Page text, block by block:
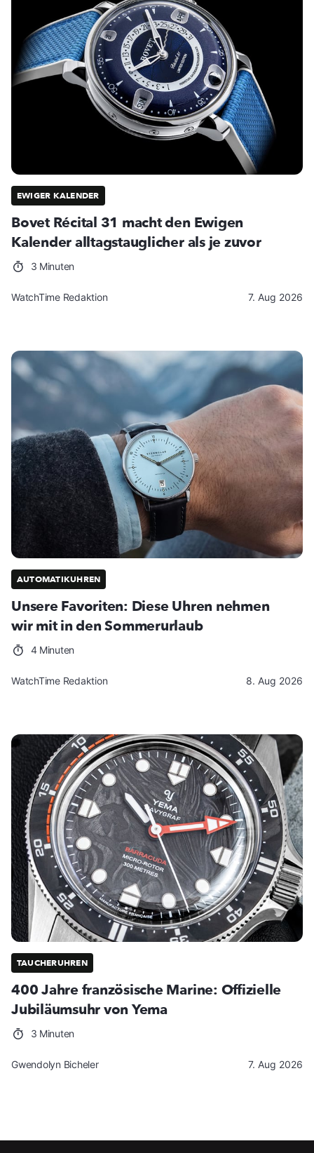
EWIGER KALENDER
Bovet Récital 31 macht den Ewigen
Kalender alltagstauglicher als je zuvor
3 Minuten
WatchTime Redaktion 7. Aug 2026
AUTOMATIKUHREN
Unsere Favoriten: Diese Uhren nehmen
wir mit in den Sommerurlaub
4 Minuten
WatchTime Redaktion 8. Aug 2026
TAUCHERUHREN
400 Jahre französische Marine: Offizielle
Jubiläumsuhr von Yema
3 Minuten
Gwendolyn Bicheler 7. Aug 2026